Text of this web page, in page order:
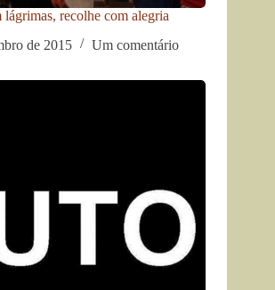
lágrimas, recolhe com alegria
de 2015
Um comentário